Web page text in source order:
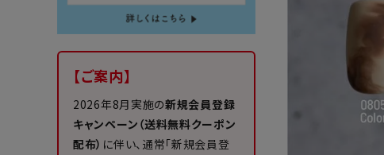
【ご案内】
2026年8月実施の新規会員登録
キャンペーン（送料無料クーポン
配布） に伴い、通常「新規会員登